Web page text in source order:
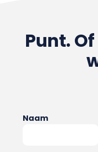
Punt.
Naam